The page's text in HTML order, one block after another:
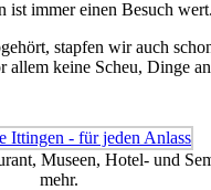
ist immer einen Besuch
stapfen wir auch
keine Scheu, Dinge
Museen, Hotel- und
mehr.